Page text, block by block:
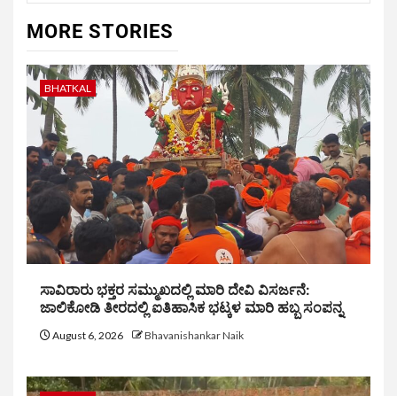
MORE STORIES
BHATKAL
ಸಾವಿರಾರು ಭಕ್ತರ ಸಮ್ಮುಖದಲ್ಲಿ ಮಾರಿ ದೇವಿ ವಿಸರ್ಜನೆ:
ಜಾಲಿಕೋಡಿ ತೀರದಲ್ಲಿ ಐತಿಹಾಸಿಕ ಭಟ್ಕಳ ಮಾರಿ ಹಬ್ಬ ಸಂಪನ್ನ
August 6, 2026 Bhavanishankar Naik